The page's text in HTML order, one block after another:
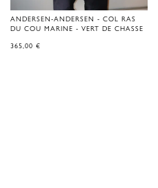
ANDERSEN-ANDERSEN - COL RAS
DU COU MARINE - VERT DE CHASSE
365,00 €